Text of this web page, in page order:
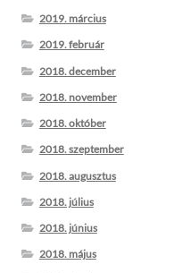
2019. március
2019. február
2018. december
2018. november
2018. október
2018. szeptember
2018. augusztus
2018. július
2018. június
2018. május